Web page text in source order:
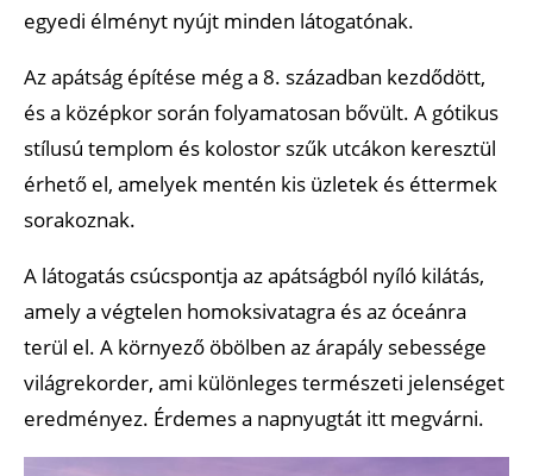
egyedi élményt nyújt minden látogatónak.
Az apátság építése még a 8. században kezdődött,
és a középkor során folyamatosan bővült. A gótikus
stílusú templom és kolostor szűk utcákon keresztül
érhető el, amelyek mentén kis üzletek és éttermek
sorakoznak.
A látogatás csúcspontja az apátságból nyíló kilátás,
amely a végtelen homoksivatagra és az óceánra
terül el. A környező öbölben az árapály sebessége
világrekorder, ami különleges természeti jelenséget
eredményez. Érdemes a napnyugtát itt megvárni.